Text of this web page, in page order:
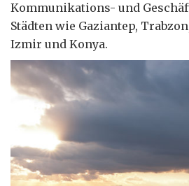
Kommunikations- und
Städten wie Gaziantep,
Izmir und Konya.